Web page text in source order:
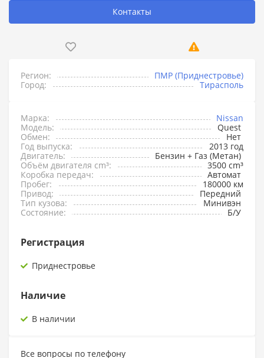
Контакты
Регион:
ПМР (Приднестровье)
Город:
Тирасполь
Марка:
Nissan
Модель:
Quest
Обмен:
Нет
Год выпуска:
2013 год
Двигатель:
Бензин + Газ (Метан)
Объём двигателя cm³:
3500 cm³
Коробка передач:
Автомат
Пробег:
180000 км
Привод:
Передний
Тип кузова:
Минивэн
Состояние:
Б/У
Регистрация
Приднестровье
Наличие
В наличии
Все вопросы по телефону